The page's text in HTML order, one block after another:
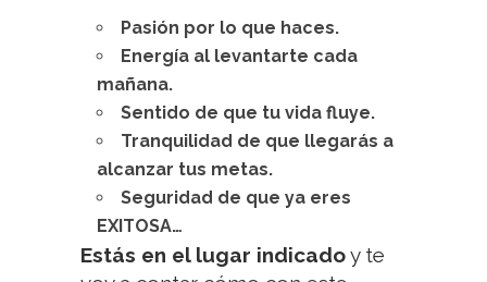
Pasión por lo que haces.
Energía al levantarte cada
mañana.
Sentido de que tu vida fluye.
Tranquilidad de que llegarás a
alcanzar tus metas.
Seguridad de que ya eres
EXITOSA…
Estás en el lugar indicadoy te